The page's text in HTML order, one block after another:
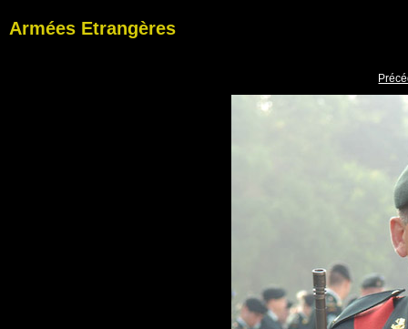
Armées Etrangères